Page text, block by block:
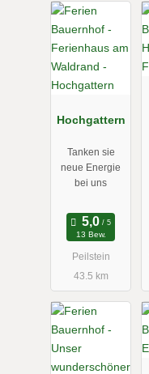
Hochgattern
Tanken sie
neue Energie
bei uns
13 Bew.
Peilstein
43.5 km